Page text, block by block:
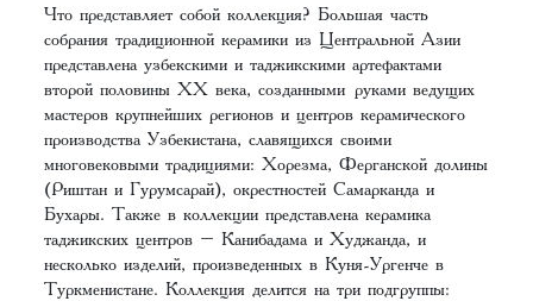
Что представляет собой коллекция? Большая часть
собрания традиционной керамики из Центральной Азии
представлена узбекскими и таджикскими артефактами
второй половины ХХ века, созданными руками ведущих
мастеров крупнейших регионов и центров керамического
производства Узбекистана, славящихся своими
многовековыми традициями: Хорезма, Ферганской долины
(Риштан и Гурумсарай), окрестностей Самарканда и
Бухары. Также в коллекции представлена керамика
таджикских центров – Канибадама и Худжанда, и
несколько изделий, произведенных в Куня-Ургенче в
Туркменистане. Коллекция делится на три подгруппы: